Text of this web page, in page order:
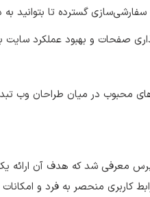
سفارشی‌سازی گسترده تا بتوانید
صفحات و بهبود عملکرد سایت
محبوب در میان طراحان وب
وردپرس معرفی شد که هدف آن
کاربری منحصر به فرد و